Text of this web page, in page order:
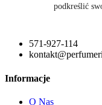
podkreślić
571-927-114
Informacje
O Nas